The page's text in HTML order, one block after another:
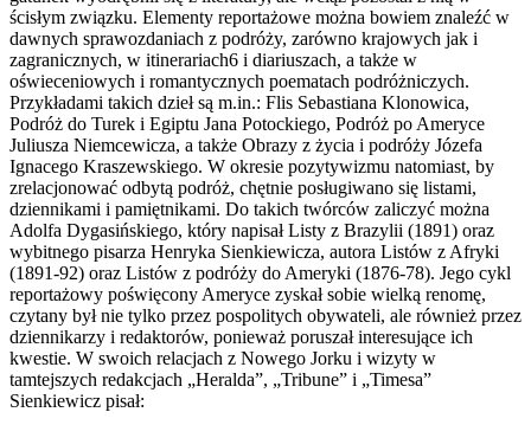
ścisłym związku. Elementy reportażowe można bowiem znaleźć w
dawnych sprawozdaniach z podróży, zarówno krajowych jak i
zagranicznych, w itinerariach6 i diariuszach, a także w
oświeceniowych i romantycznych poematach podróżniczych.
Przykładami takich dzieł są m.in.: Flis Sebastiana Klonowica,
Podróż do Turek i Egiptu Jana Potockiego, Podróż po Ameryce
Juliusza Niemcewicza, a także Obrazy z życia i podróży Józefa
Ignacego Kraszewskiego. W okresie pozytywizmu natomiast, by
zrelacjonować odbytą podróż, chętnie posługiwano się listami,
dziennikami i pamiętnikami. Do takich twórców zaliczyć można
Adolfa Dygasińskiego, który napisał Listy z Brazylii (1891) oraz
wybitnego pisarza Henryka Sienkiewicza, autora Listów z Afryki
(1891-92) oraz Listów z podróży do Ameryki (1876-78). Jego cykl
reportażowy poświęcony Ameryce zyskał sobie wielką renomę,
czytany był nie tylko przez pospolitych obywateli, ale również przez
dziennikarzy i redaktorów, ponieważ poruszał interesujące ich
kwestie. W swoich relacjach z Nowego Jorku i wizyty w
tamtejszych redakcjach „Heralda”, „Tribune” i „Timesa”
Sienkiewicz pisał: